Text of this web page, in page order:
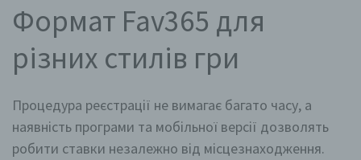
Формат Fav365 для
різних стилів гри
Процедура реєстрації не вимагає багато часу, а
наявність програми та мобільної версії дозволять
робити ставки незалежно від місцезнаходження.